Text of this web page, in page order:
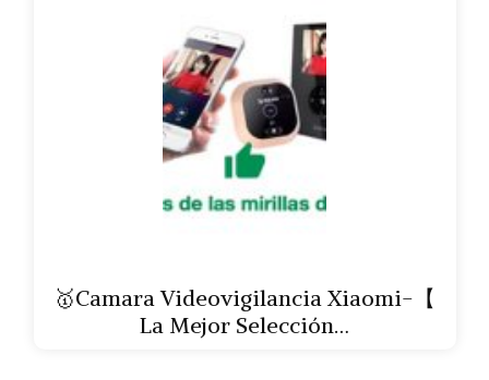
🥇Camara Videovigilancia Xiaomi-【
La Mejor Selección…